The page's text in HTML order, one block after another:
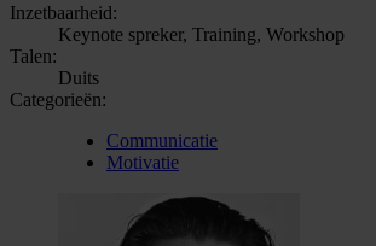
Inzetbaarheid:
Keynote spreker, Training, Workshop
Talen:
Duits
Categorieën:
Communicatie
Motivatie